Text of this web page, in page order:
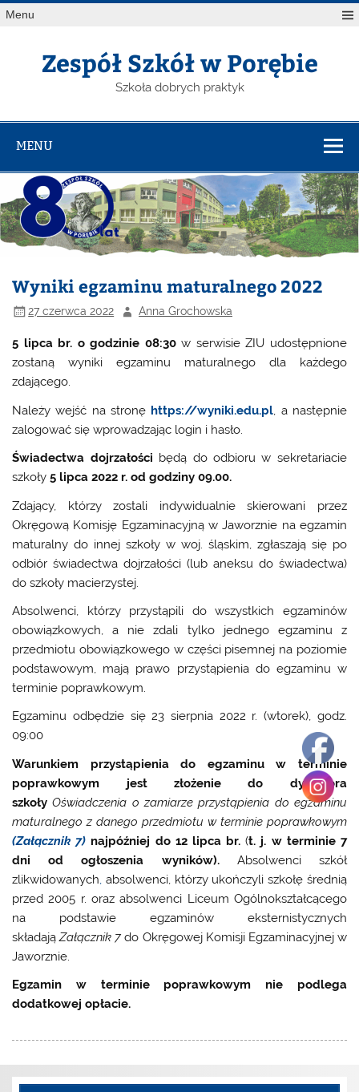
Menu
Zespół Szkół w Porębie
Szkoła dobrych praktyk
MENU
Wyniki egzaminu maturalnego 2022
27 czerwca 2022 Anna Grochowska
5 lipca br. o godzinie 08:30w serwisie ZIU udostępnione
zostaną wyniki egzaminu maturalnego dla każdego
zdającego.
Należy wejść na stronę https://wyniki.edu.pl, a następnie
zalogować się wprowadzając login i hasło.
Świadectwa dojrzałości będą do odbioru w sekretariacie
szkoły5 lipca 2022 r. od godziny 09.00.
Zdający, którzy zostali indywidualnie skierowani przez
Okręgową Komisję Egzaminacyjną w Jaworznie na egzamin
maturalny do innej szkoły w woj. śląskim, zgłaszają się po
odbiór świadectwa dojrzałości (lub aneksu do świadectwa)
do szkoły macierzystej.
Absolwenci, którzy przystąpili do wszystkich egzaminów
obowiązkowych, a nie zdali tylko jednego egzaminu z
przedmiotu obowiązkowego w części pisemnej na poziomie
podstawowym, mają prawo przystąpienia do egzaminu w
terminie poprawkowym.
Egzaminu odbędzie się 23 sierpnia 2022 r. (wtorek), godz.
09:00
Warunkiem przystąpienia do egzaminu w terminie
poprawkowym jest złożenie
do dyrektora
szkołyOświadczenia o zamiarze przystąpienia do egzaminu
maturalnego z danego przedmiotu w terminie poprawkowym
(Załącznik 7) najpóźniej do 12 lipca br. (t. j. w terminie 7
dni od ogłoszenia wyników). Absolwenci szkół
zlikwidowanych, absolwenci, którzy ukończyli szkołę średnią
przed 2005 r. oraz absolwenci Liceum Ogólnokształcącego
na podstawie egzaminów eksternistycznych
składająZałącznik 7do Okręgowej Komisji Egzaminacyjnej w
Jaworznie.
Egzamin w terminie poprawkowym nie podlega
dodatkowej opłacie.